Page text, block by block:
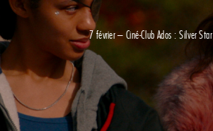
7 février – Ciné-Club Ados : Silver Star